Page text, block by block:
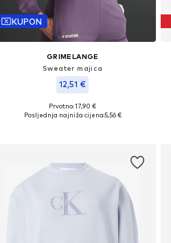
KUPON
GRIMELANGE
Sweater majica
12,51 €
Dostupne veličine: XS, S, M, L, XL
Prvotno: 17,90 €
Posljednja najniža cijena:5,56 €